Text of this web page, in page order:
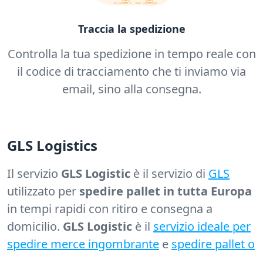
Traccia la spedizione
Controlla la tua spedizione in tempo reale con
il codice di tracciamento che ti inviamo via
email, sino alla consegna.
GLS Logistics
Il servizio GLS Logistic è il servizio di GLS
utilizzato per spedire pallet in tutta Europa
in tempi rapidi con ritiro e consegna a
domicilio. GLS Logistic è il servizio ideale per
spedire merce ingombrante e spedire pallet o